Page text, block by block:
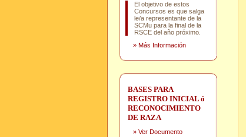
El objetivo de estos
Concursos es que salga
le/a representante de la
SCMu para la final de la
RSCE del año próximo.
» Más Información
BASES PARA
REGISTRO INICIAL ó
RECONOCIMIENTO
DE RAZA
» Ver Documento